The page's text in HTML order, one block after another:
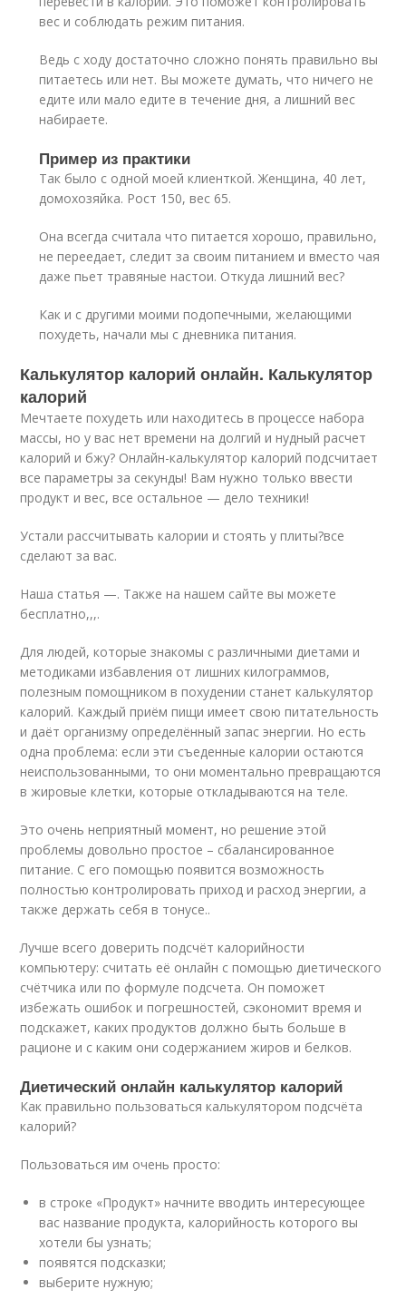
вес и соблюдать режим питания.
Ведь с ходу достаточно сложно понять правильно вы
питаетесь или нет. Вы можете думать, что ничего не
едите или мало едите в течение дня, а лишний вес
набираете.
Пример из практики
Так было с одной моей клиенткой. Женщина, 40 лет,
домохозяйка. Рост 150, вес 65.
Она всегда считала что питается хорошо, правильно,
не переедает, следит за своим питанием и вместо чая
даже пьет травяные настои. Откуда лишний вес?
Как и с другими моими подопечными, желающими
похудеть, начали мы с дневника питания.
Калькулятор калорий онлайн. Калькулятор
калорий
Мечтаете похудеть или находитесь в процессе набора
массы, но у вас нет времени на долгий и нудный расчет
калорий и бжу? Онлайн-калькулятор калорий подсчитает
все параметры за секунды! Вам нужно только ввести
продукт и вес, все остальное — дело техники!
Устали рассчитывать калории и стоять у плиты?все
сделают за вас.
Наша статья —. Также на нашем сайте вы можете
бесплатно,,,.
Для людей, которые знакомы с различными диетами и
методиками избавления от лишних килограммов,
полезным помощником в похудении станет калькулятор
калорий. Каждый приём пищи имеет свою питательность
и даёт организму определённый запас энергии. Но есть
одна проблема: если эти съеденные калории остаются
неиспользованными, то они моментально превращаются
в жировые клетки, которые откладываются на теле.
Это очень неприятный момент, но решение этой
проблемы довольно простое – сбалансированное
питание. С его помощью появится возможность
полностью контролировать приход и расход энергии, а
также держать себя в тонусе..
Лучше всего доверить подсчёт калорийности
компьютеру: считать её онлайн с помощью диетического
счётчика или по формуле подсчета. Он поможет
избежать ошибок и погрешностей, сэкономит время и
подскажет, каких продуктов должно быть больше в
рационе и с каким они содержанием жиров и белков.
Диетический онлайн калькулятор калорий
Как правильно пользоваться калькулятором подсчёта
калорий?
Пользоваться им очень просто:
в строке «Продукт» начните вводить интересующее
вас название продукта, калорийность которого вы
хотели бы узнать;
появятся подсказки;
выберите нужную;